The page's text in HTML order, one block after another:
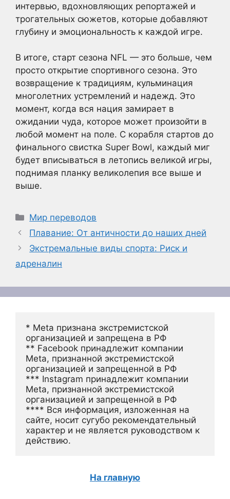
интервью, вдохновляющих репортажей и
трогательных сюжетов, которые добавляют
глубину и эмоциональность к каждой игре.
В итоге, старт сезона NFL — это больше, чем
просто открытие спортивного сезона. Это
возвращение к традициям, кульминация
многолетних устремлений и надежд. Это
момент, когда вся нация замирает в
ожидании чуда, которое может произойти в
любой момент на поле. С корабля стартов до
финального свистка Super Bowl, каждый миг
будет вписываться в летопись великой игры,
поднимая планку великолепия все выше и
выше.
Рубрики
Мир переводов
Плавание: От античности до наших дней
Экстремальные виды спорта: Риск и
адреналин
* Meta признана экстремистской
организацией и запрещена в РФ
** Facebook принадлежит компании
Meta, признанной экстремистской
организацией и запрещенной в РФ
*** Instagram принадлежит компании
Meta, признанной экстремистской
организацией и запрещенной в РФ
**** Вся информация, изложенная на
сайте, носит сугубо рекомендательный
характер и не является руководством к
действию.
На главную